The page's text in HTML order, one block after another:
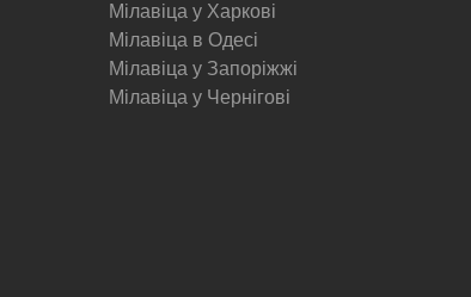
Мілавіца у Харкові
Мілавіца в Одесі
Мілавіца у Запоріжжі
Мілавіца у Чернігові